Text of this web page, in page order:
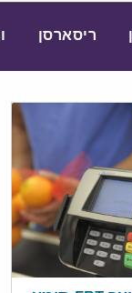
ריסארסן